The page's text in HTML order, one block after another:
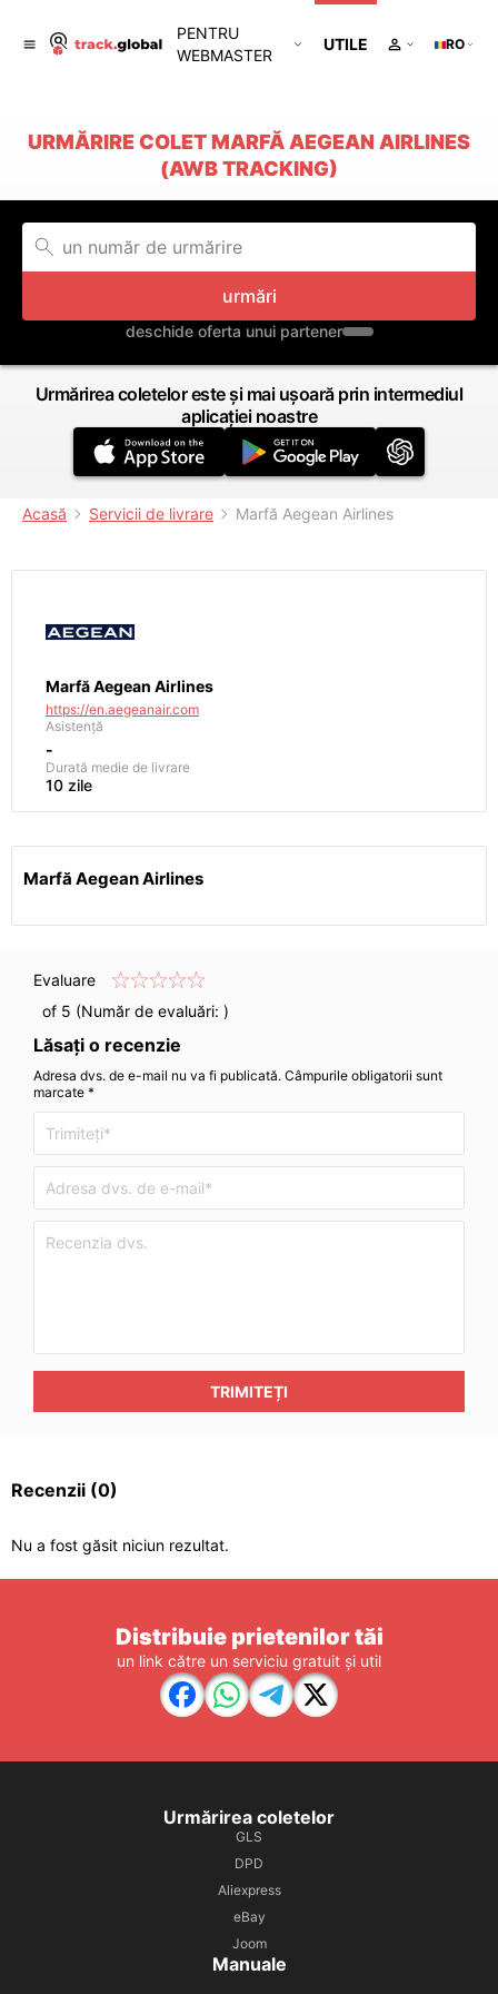
PENTRU
WEBMASTER
UTILE RO
URMĂRIRE COLET MARFĂ AEGEAN AIRLINES
(AWB TRACKING)
urmări
deschide oferta unui partener
Urmărirea coletelor este și mai ușoară prin intermediul
aplicației noastre
Acasă Servicii de livrare Marfă Aegean Airlines
Marfă Aegean Airlines
https://en.aegeanair.com
Asistență
-
Durată medie de livrare
10 zile
Marfă Aegean Airlines
Evaluare
of 5 (Număr de evaluări: )
Lăsați o recenzie
Adresa dvs. de e-mail nu va fi publicată. Câmpurile obligatorii sunt
marcate *
TRIMITEȚI
Recenzii (0)
Nu a fost găsit niciun rezultat.
Distribuie prietenilor tăi
un link către un serviciu gratuit și util
Urmărirea coletelor
GLS
DPD
Aliexpress
eBay
Joom
Manuale